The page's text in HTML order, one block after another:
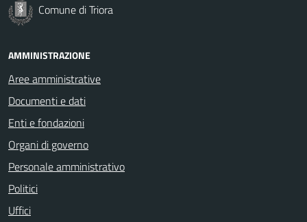
Comune di Triora
AMMINISTRAZIONE
Aree amministrative
Documenti e dati
Enti e fondazioni
Organi di governo
Personale amministrativo
Politici
Uffici